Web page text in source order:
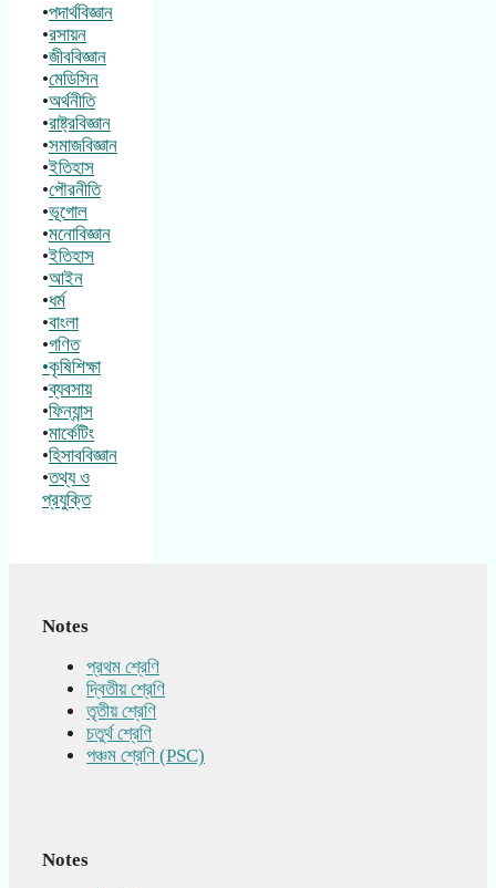
•পদার্থবিজ্ঞান
•রসায়ন
•জীববিজ্ঞান
•মেডিসিন
•অর্থনীতি
•রাষ্ট্রবিজ্ঞান
•সমাজবিজ্ঞান
•ইতিহাস
•পৌরনীতি
•ভূগোল
•মনোবিজ্ঞান
•ইতিহাস
•আইন
•ধর্ম
•বাংলা
•গণিত
•কৃষিশিক্ষা
•ব্যবসায়
•ফিন্যান্স
•মার্কেটিং
•হিসাববিজ্ঞান
•তথ্য ও
প্রযুক্তি
Notes
প্রথম শ্রেণি
দ্বিতীয় শ্রেণি
তৃতীয় শ্রেণি
চতুর্থ শ্রেণি
পঞ্চম শ্রেণি (PSC)
Notes